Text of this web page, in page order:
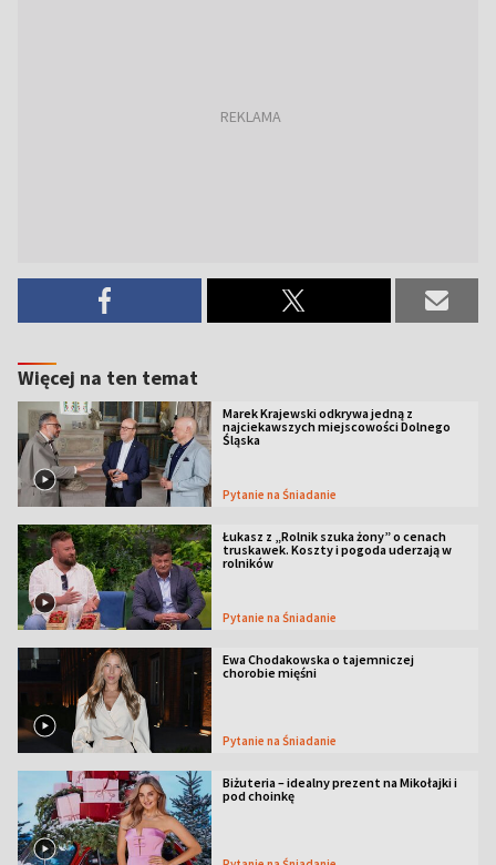
Więcej na ten temat
Marek Krajewski odkrywa jedną z
najciekawszych miejscowości Dolnego
Śląska
Pytanie na Śniadanie
Łukasz z „Rolnik szuka żony” o cenach
truskawek. Koszty i pogoda uderzają w
rolników
Pytanie na Śniadanie
Ewa Chodakowska o tajemniczej
chorobie mięśni
Pytanie na Śniadanie
Biżuteria – idealny prezent na Mikołajki i
pod choinkę